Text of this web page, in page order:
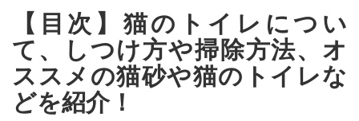
【目次】猫のトイレについ
て、しつけ方や掃除方法、オ
ススメの猫砂や猫のトイレな
どを紹介！